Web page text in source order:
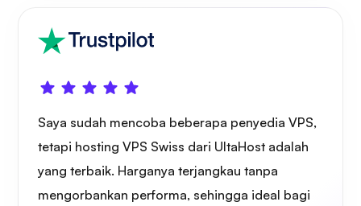
Saya sudah mencoba beberapa penyedia VPS,
tetapi hosting VPS Swiss dari UltaHost adalah
yang terbaik. Harganya terjangkau tanpa
mengorbankan performa, sehingga ideal bagi